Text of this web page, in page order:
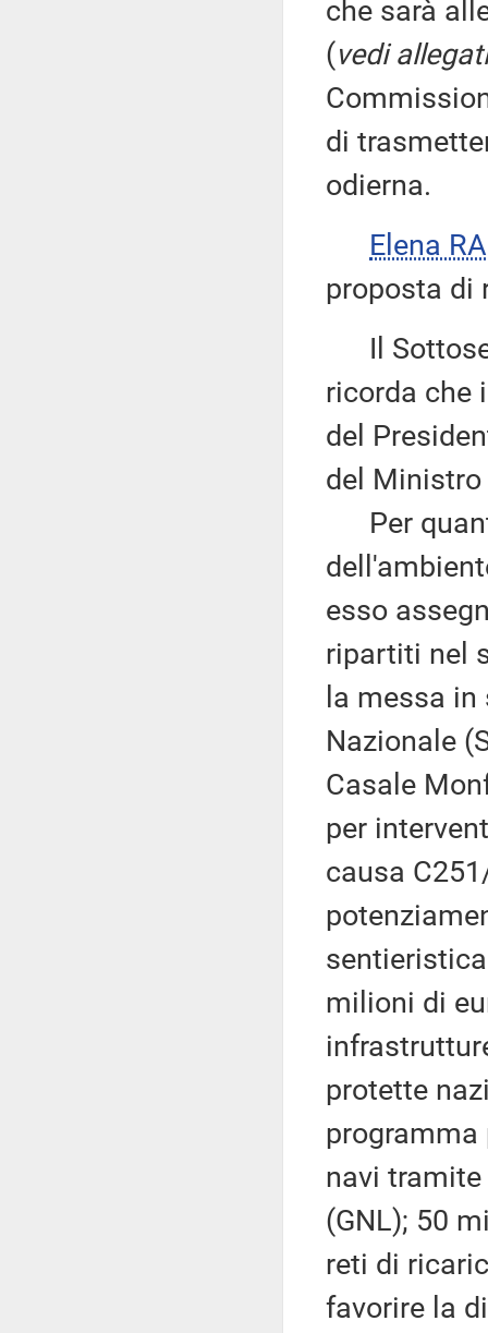
che sarà
(vedi
di
odierna.
Elena
proposta di
Il
ricorda che
del
del Ministro
Per
esso
ripartiti nel
la messa
Nazionale
Casale
per
causa
milioni di
protette
programma
navi
(GNL); 50
reti di
favorire la